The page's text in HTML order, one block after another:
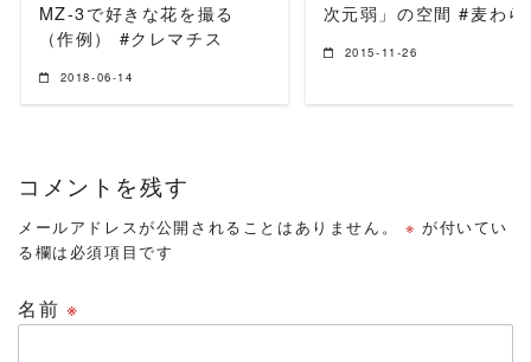
MZ-3で好きな花を撮る
（作例） #クレマチス
2018-06-14
次元弱」の空間 #麦わら
2015-11-26
コメントを残す
メールアドレスが公開されることはありません。 ※ が付いてい
る欄は必須項目です
名前 ※